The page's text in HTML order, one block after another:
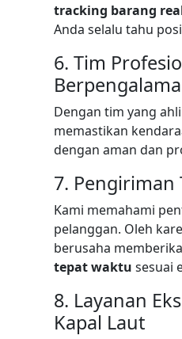
tracking barang
Anda selalu tahu
6. Tim
Dengan tim yang
memastikan
dengan aman dan
7. Pengiriman
Kami memahami
pelanggan. Oleh
berusaha
tepat waktu sesuai
8. Layanan
Kapal Laut